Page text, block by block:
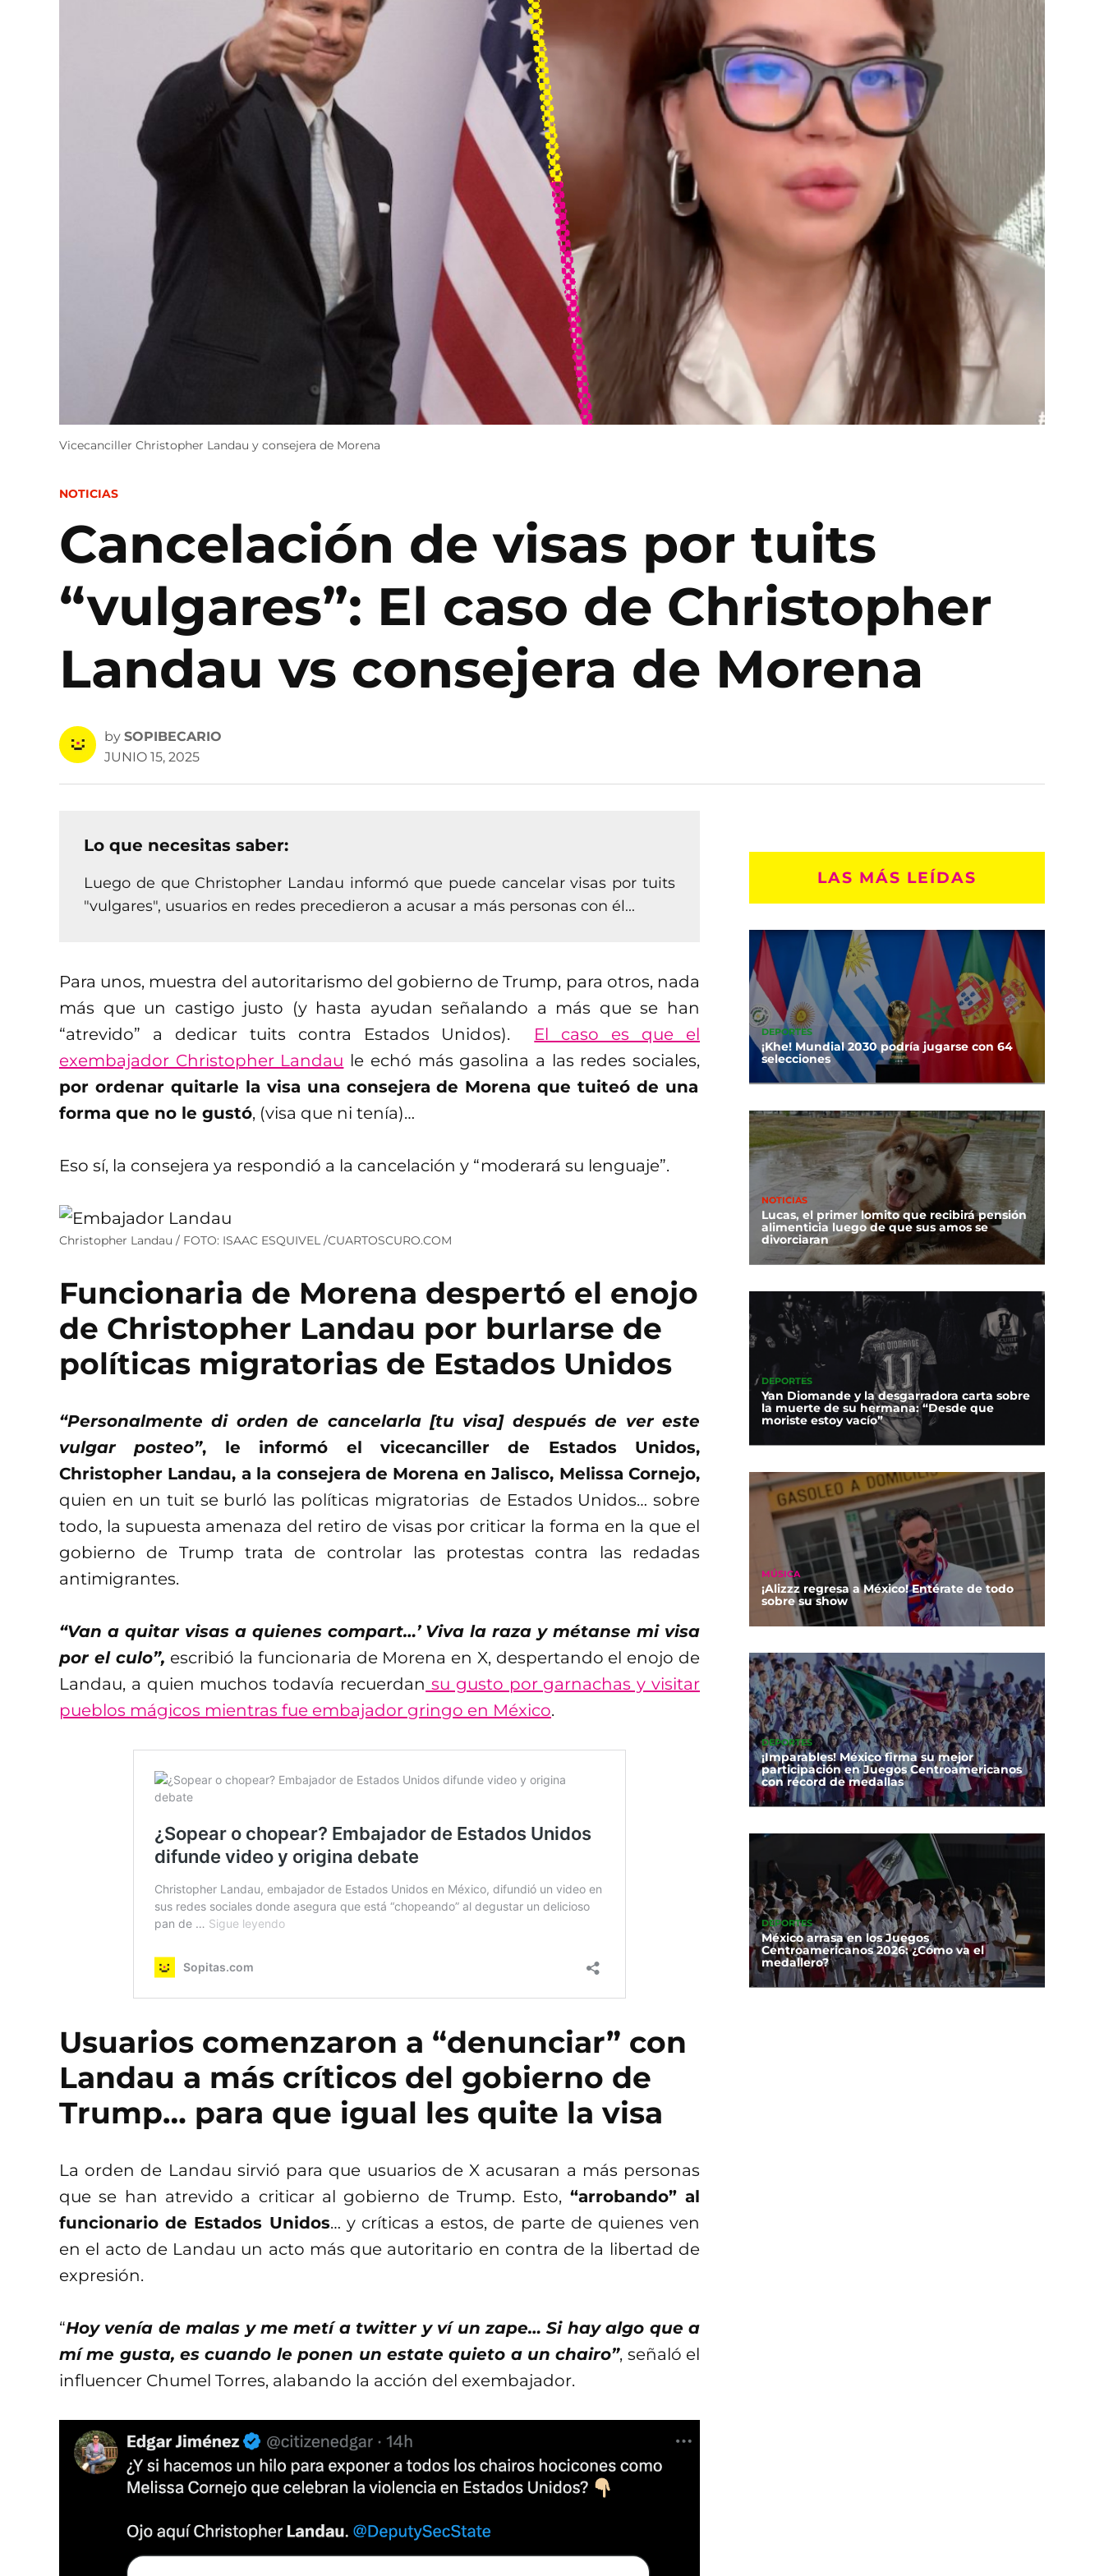
Vicecanciller Christopher Landau y consejera de Morena
POSTED
NOTICIAS
Cancelación de visas por tuits
“vulgares”: El caso de Christopher
Landau vs consejera de Morena
by SOPIBECARIO
JUNIO 15, 2025
Lo que necesitas saber:
Luego de que Christopher Landau informó que puede cancelar visas por tuits
"vulgares", usuarios en redes precedieron a acusar a más personas con él...
Para unos, muestra del autoritarismo del gobierno de Trump, para otros, nada
más que un castigo justo (y hasta ayudan señalando a más que se han
“atrevido” a dedicar tuits contra Estados Unidos). El caso es que el
exembajador Christopher Landau le echó más gasolina a las redes sociales,
por ordenar quitarle la visa una consejera de Morena que tuiteó de una
forma que no le gustó, (visa que ni tenía)…
Eso sí, la consejera ya respondió a la cancelación y “moderará su lenguaje”.
Christopher Landau / FOTO: ISAAC ESQUIVEL /CUARTOSCURO.COM
Funcionaria de Morena despertó el enojo
de Christopher Landau por burlarse de
políticas migratorias de Estados Unidos
“Personalmente di orden de cancelarla [tu visa] después de ver este
vulgar posteo”, le informó el vicecanciller de Estados Unidos,
Christopher Landau, a la consejera de Morena en Jalisco, Melissa Cornejo,
quien en un tuit se burló las políticas migratorias de Estados Unidos… sobre
todo, la supuesta amenaza del retiro de visas por criticar la forma en la que el
gobierno de Trump trata de controlar las protestas contra las redadas
antimigrantes.
“Van a quitar visas a quienes compart…’ Viva la raza y métanse mi visa
por el culo”, escribió la funcionaria de Morena en X, despertando el enojo de
Landau, a quien muchos todavía recuerdan su gusto por garnachas y visitar
pueblos mágicos mientras fue embajador gringo en México.
Usuarios comenzaron a “denunciar” con
Landau a más críticos del gobierno de
Trump… para que igual les quite la visa
La orden de Landau sirvió para que usuarios de X acusaran a más personas
que se han atrevido a criticar al gobierno de Trump. Esto, “arrobando” al
funcionario de Estados Unidos… y críticas a estos, de parte de quienes ven
en el acto de Landau un acto más que autoritario en contra de la libertad de
expresión.
“Hoy venía de malas y me metí a twitter y ví un zape… Si hay algo que a
mí me gusta, es cuando le ponen un estate quieto a un chairo”, señaló el
influencer Chumel Torres, alabando la acción del exembajador.
LAS MÁS LEÍDAS
DEPORTES
¡Khe! Mundial 2030 podría jugarse con 64
selecciones
NOTICIAS
Lucas, el primer lomito que recibirá pensión
alimenticia luego de que sus amos se
divorciaran
DEPORTES
Yan Diomande y la desgarradora carta sobre
la muerte de su hermana: “Desde que
moriste estoy vacío”
MÚSICA
¡Alizzz regresa a México! Entérate de todo
sobre su show
DEPORTES
¡Imparables! México firma su mejor
participación en Juegos Centroamericanos
con récord de medallas
DEPORTES
México arrasa en los Juegos
Centroamericanos 2026: ¿Cómo va el
medallero?